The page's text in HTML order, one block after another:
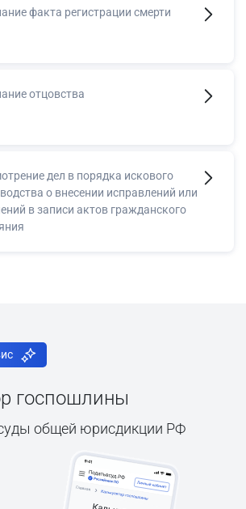
факта регистрации смерти
отцовства
дел в порядка искового
о внесении исправлений или
в записи актов гражданского
госпошлины
общей юрисдикции РФ